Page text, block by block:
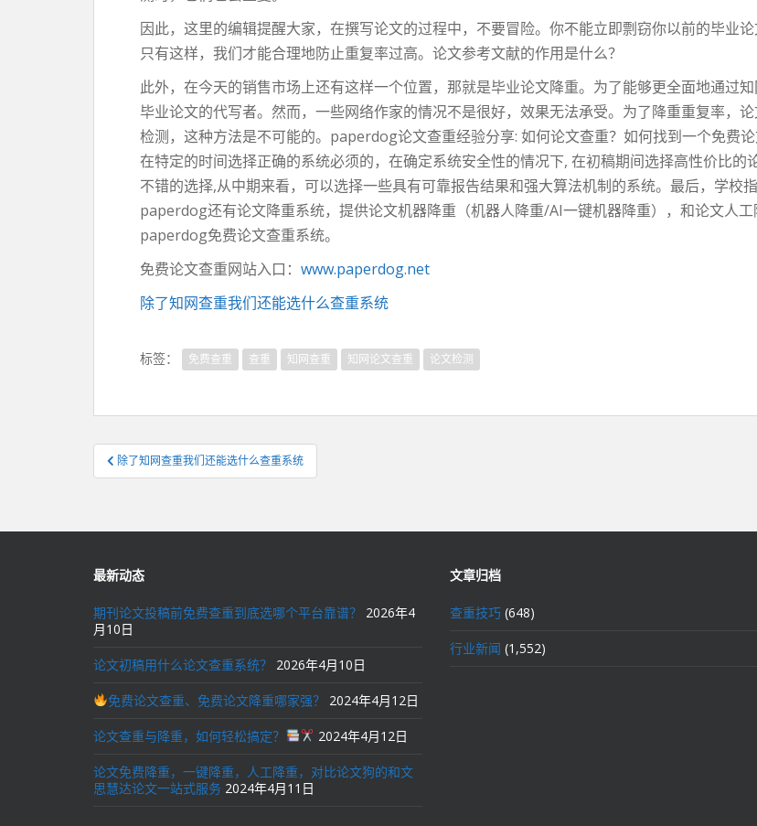
因此，这里的编辑提醒大家，在撰写论文的过程中，不要冒险。你不能立即剽窃你以前的毕业
只有这样，我们才能合理地防止重复率过高。论文参考文献的作用是什么？
此外，在今天的销售市场上还有这样一个位置，那就是毕业论文降重。为了能够更全面地通过
毕业论文的代写者。然而，一些网络作家的情况不是很好，效果无法承受。为了降重重复率，
检测，这种方法是不可能的。paperdog论文查重经验分享: 如何论文查重？如何找到一个免费
在特定的时间选择正确的系统必须的，在确定系统安全性的情况下, 在初稿期间选择高性价比
不错的选择,从中期来看，可以选择一些具有可靠报告结果和强大算法机制的系统。最后，学校
paperdog还有论文降重系统，提供论文机器降重（机器人降重/AI一键机器降重），和论文人
paperdog免费论文查重系统。
免费论文查重网站入口： www.paperdog.net
除了知网查重我们还能选什么查重系统
标签： 免费查重 查重 知网查重 知网论文查重 论文检测
文
章
航
除了知网查重我们还能选什么查重系统
最新动态
期刊论文投稿前免费查重到底选哪个平台靠谱？
2026年4
月10日
论文初稿用什么论文查重系统？ 2026年4月10日
免费论文查重、免费论文降重哪家强？ 2024年4月12日
论文查重与降重，如何轻松搞定？ 2024年4月12日
论文免费降重，一键降重，人工降重，对比论文狗的和文
思慧达论文一站式服务 2024年4月11日
文章归档
查重技巧 (648)
行业新闻 (1,552)